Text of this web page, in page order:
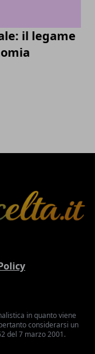
il legame
in quanto viene
considerarsi un
del 7 marzo 2001.